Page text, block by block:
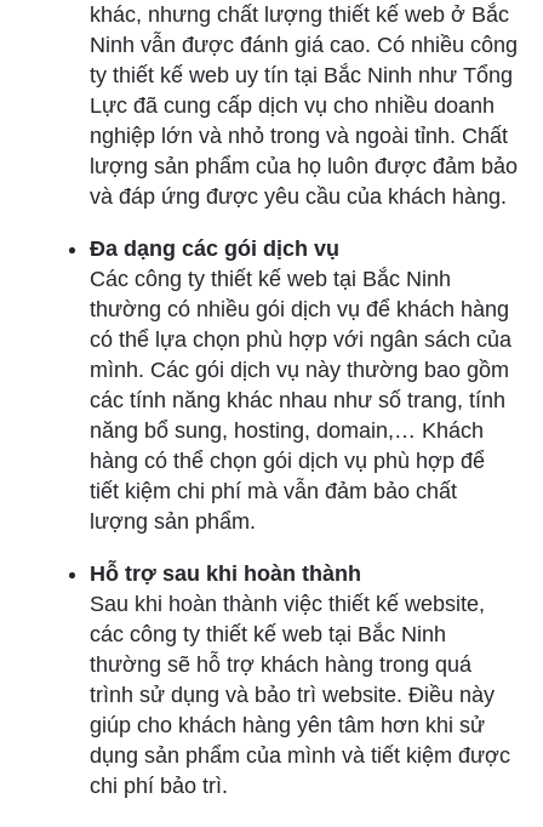
khác, nhưng chất lượng thiết kế web ở Bắc
Ninh vẫn được đánh giá cao. Có nhiều công
ty thiết kế web uy tín tại Bắc Ninh như Tổng
Lực đã cung cấp dịch vụ cho nhiều doanh
nghiệp lớn và nhỏ trong và ngoài tỉnh. Chất
lượng sản phẩm của họ luôn được đảm bảo
và đáp ứng được yêu cầu của khách hàng.
Đa dạng các gói dịch vụ
Các công ty thiết kế web tại Bắc Ninh
thường có nhiều gói dịch vụ để khách hàng
có thể lựa chọn phù hợp với ngân sách của
mình. Các gói dịch vụ này thường bao gồm
các tính năng khác nhau như số trang, tính
năng bổ sung, hosting, domain,… Khách
hàng có thể chọn gói dịch vụ phù hợp để
tiết kiệm chi phí mà vẫn đảm bảo chất
lượng sản phẩm.
Hỗ trợ sau khi hoàn thành
Sau khi hoàn thành việc thiết kế website,
các công ty thiết kế web tại Bắc Ninh
thường sẽ hỗ trợ khách hàng trong quá
trình sử dụng và bảo trì website. Điều này
giúp cho khách hàng yên tâm hơn khi sử
dụng sản phẩm của mình và tiết kiệm được
chi phí bảo trì.